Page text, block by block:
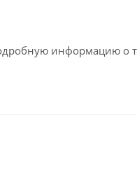
информацию о